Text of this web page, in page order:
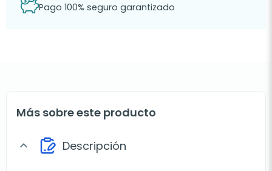
Pago 100% seguro garantizado
Más sobre este producto
expand_more Descripción